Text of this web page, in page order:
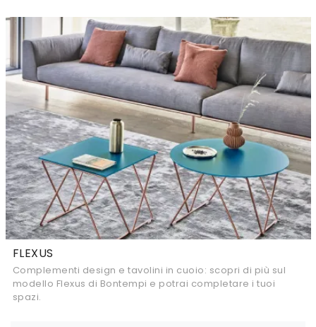
FLEXUS
Complementi design e tavolini in cuoio: scopri di più sul
modello Flexus di Bontempi e potrai completare i tuoi
spazi.